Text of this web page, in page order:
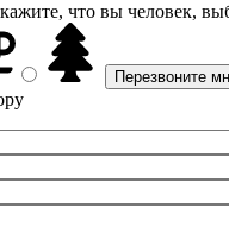
что вы человек,